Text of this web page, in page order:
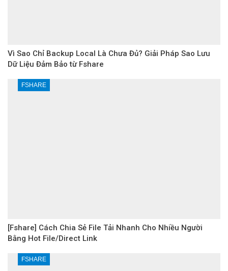
Vì Sao Chỉ Backup Local Là Chưa Đủ? Giải Pháp Sao Lưu
Dữ Liệu Đảm Bảo từ Fshare
FSHARE
[Fshare] Cách Chia Sẻ File Tải Nhanh Cho Nhiều Người
Bằng Hot File/Direct Link
FSHARE